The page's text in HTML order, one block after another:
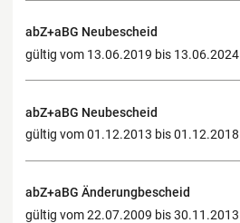
abZ+aBG Neubescheid
gültig vom 13.06.2019 bis 13.06.2024
abZ+aBG Neubescheid
gültig vom 01.12.2013 bis 01.12.2018
abZ+aBG Änderungbescheid
gültig vom 22.07.2009 bis 30.11.2013